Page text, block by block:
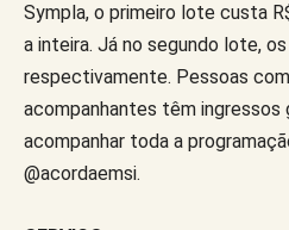
Sympla, o primeiro lote custa
a inteira. Já no segundo lote,
respectivamente. Pessoas
acompanhantes têm ingressos
acompanhar toda a
@acordaemsi.